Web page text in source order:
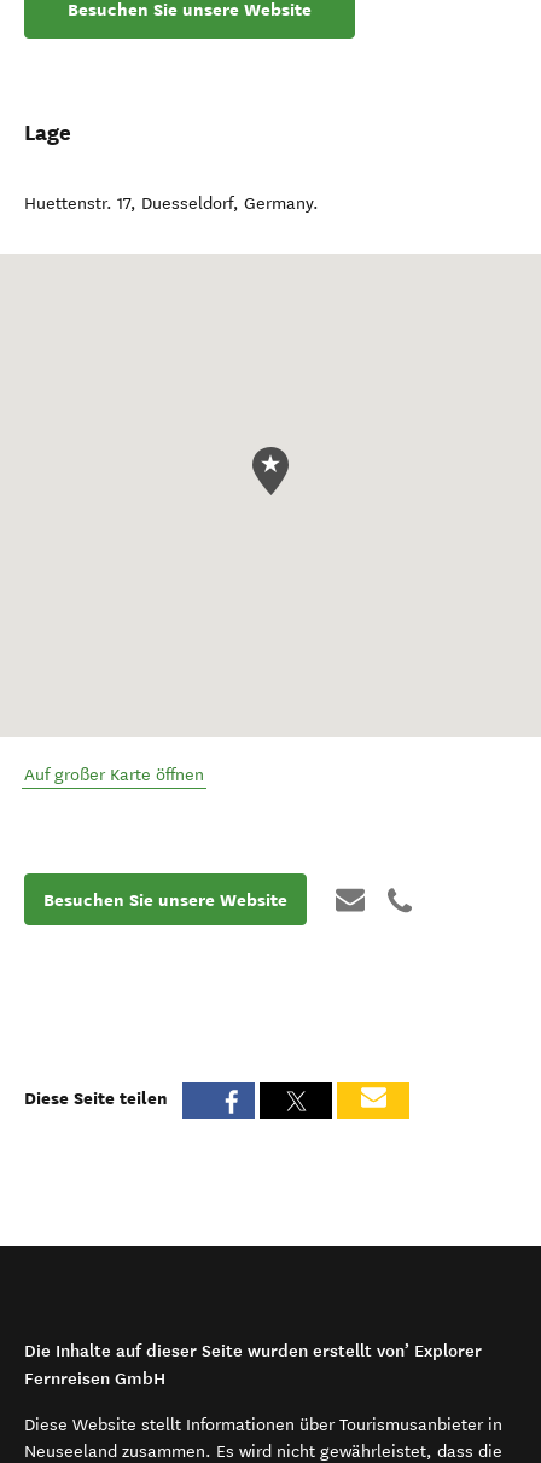
Besuchen Sie unsere Website
Lage
Huettenstr. 17, Duesseldorf, Germany.
Auf großer Karte öffnen
Besuchen Sie unsere Website
Diese Seite teilen
Die Inhalte auf dieser Seite wurden erstellt von’ Explorer
Fernreisen GmbH
Diese Website stellt Informationen über Tourismusanbieter in
Neuseeland zusammen. Es wird nicht gewährleistet, dass die